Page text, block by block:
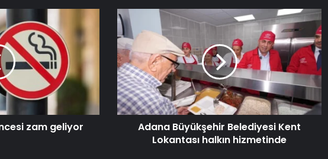
zam geliyor
Adana Büyükşehir Belediyesi Kent
Lokantası halkın hizmetinde